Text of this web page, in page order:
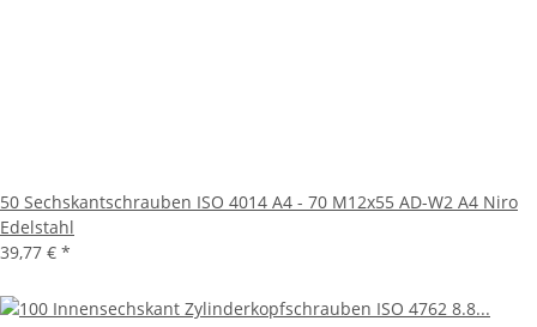
50 Sechskantschrauben ISO 4014 A4 - 70 M12x55 AD-W2 A4 Niro
Edelstahl
39,77 € *